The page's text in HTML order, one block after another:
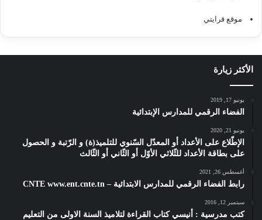
موقع قرايتي
الأكثر زيارة
يونيو 17, 2019
الفضاء الرقمي للمدارس الإبتدائية
يونيو 21, 2020
الإطّلاع على الأعداد أو المعدّل السّنوي للتلميذ(ة) و الرّتبة و الحصول
على بطاقة الأعداد للثّلاثي الأوّل أو الثّاني أو الثّالث
أغسطس 26, 2021
رابط الفضاء الرقمي للمدارس الابتدائية – CNTE www.ent.cnte.tn
سبتمبر 12, 2016
كتب مدرسية : أنيسي كتاب القراءة لتلاميذ السنة الاولى من التعليم